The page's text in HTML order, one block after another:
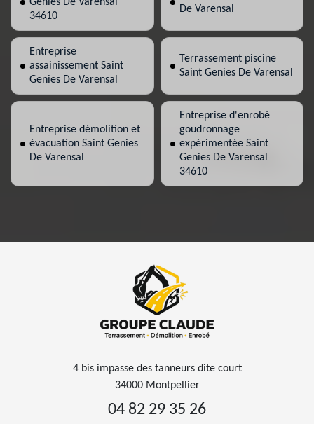
Genies De Varensal
34610
De Varensal
Entreprise
assainissement Saint
Genies De Varensal
Terrassement piscine
Saint Genies De Varensal
Entreprise démolition et
évacuation Saint Genies
De Varensal
Entreprise d'enrobé
goudronnage
expérimentée Saint
Genies De Varensal
34610
4 bis impasse des tanneurs dite court
34000 Montpellier
04 82 29 35 26